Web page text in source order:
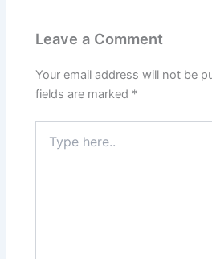
Leave a Comment
Your email address will not be
fields are marked *
here..